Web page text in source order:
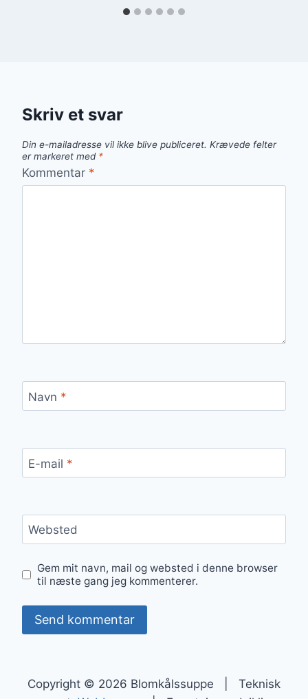
Skriv et svar
Din e-mailadresse vil ikke blive publiceret. Krævede felter
er markeret med *
Kommentar *
Navn *
E-mail *
Websted
Gem mit navn, mail og websted i denne browser
til næste gang jeg kommenterer.
Copyright © 2026 Blomkålssuppe | Teknisk